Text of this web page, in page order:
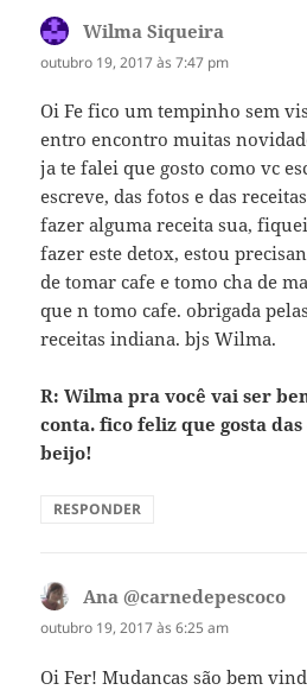
Wilma Siqueira
outubro 19, 2017 às 7:47 pm
Oi Fe fico um tempinho sem
entro encontro muitas
ja te falei que gosto como vc
escreve, das fotos e das
fazer alguma receita sua,
fazer este detox, estou
de tomar cafe e tomo cha de
que n tomo cafe. obrigada
receitas indiana. bjs Wilma.
R: Wilma pra você vai ser
conta. fico feliz que gosta
beijo!
RESPONDER
Ana @carnedepescoco
outubro 19, 2017 às 6:25 am
Oi Fer! Mudancas são bem